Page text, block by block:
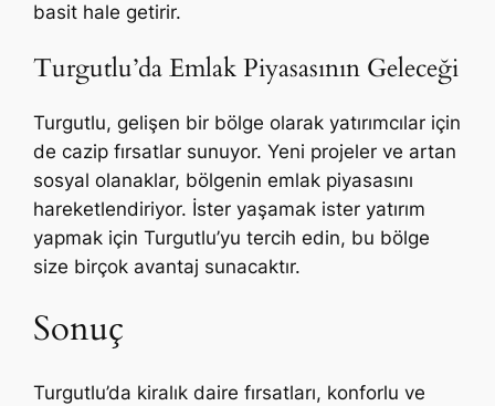
basit hale getirir.
Turgutlu’da Emlak Piyasasının Geleceği
Turgutlu, gelişen bir bölge olarak yatırımcılar için
de cazip fırsatlar sunuyor. Yeni projeler ve artan
sosyal olanaklar, bölgenin emlak piyasasını
hareketlendiriyor. İster yaşamak ister yatırım
yapmak için Turgutlu’yu tercih edin, bu bölge
size birçok avantaj sunacaktır.
Sonuç
Turgutlu’da kiralık daire fırsatları, konforlu ve